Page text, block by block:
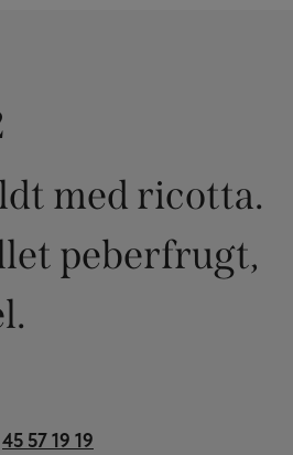
med ricotta.
peberfrugt,
45 57 19 19